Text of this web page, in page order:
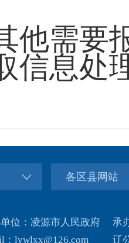
他需要
信息处
各区县网站
位：凌源市人民政府
：lywlxx@126.com
承
辽